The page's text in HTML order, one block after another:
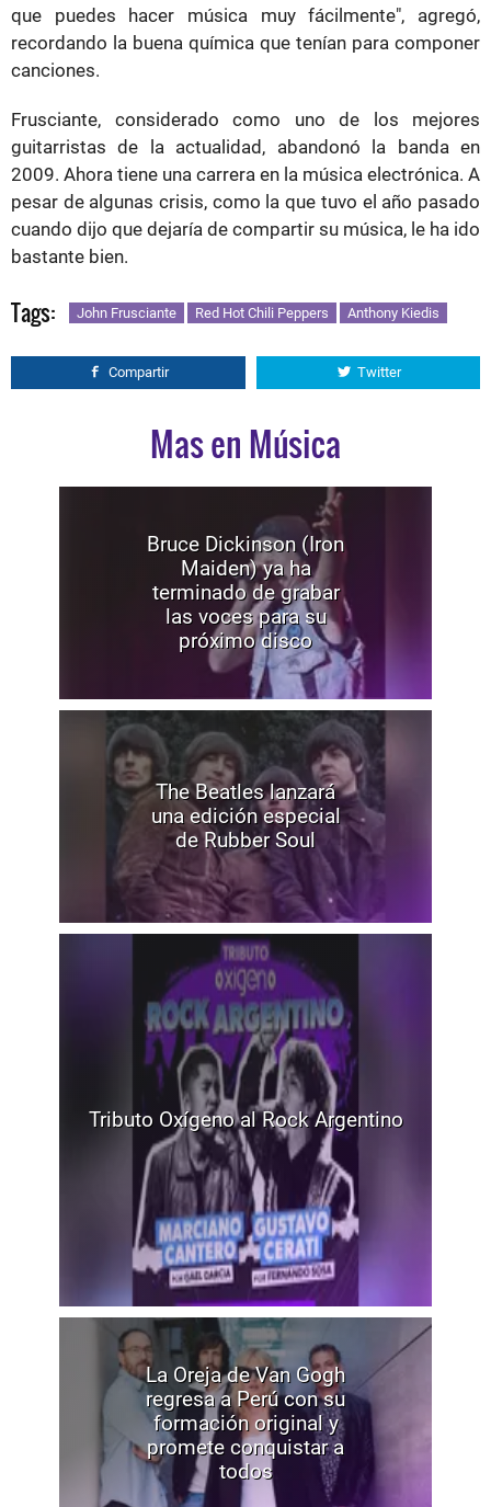
que puedes hacer música muy fácilmente", agregó,
recordando la buena química que tenían para componer
canciones.
Frusciante, considerado como uno de los mejores
guitarristas de la actualidad, abandonó la banda en
2009. Ahora tiene una carrera en la música electrónica. A
pesar de algunas crisis, como la que tuvo el año pasado
cuando dijo que dejaría de compartir su música, le ha ido
bastante bien.
Tags: John Frusciante Red Hot Chili Peppers Anthony Kiedis
Compartir Twitter
Mas en Música
Bruce Dickinson (Iron
Maiden) ya ha
terminado de grabar
las voces para su
próximo disco
The Beatles lanzará
una edición especial
de Rubber Soul
Tributo Oxígeno al Rock Argentino
La Oreja de Van Gogh
regresa a Perú con su
formación original y
promete conquistar a
todos